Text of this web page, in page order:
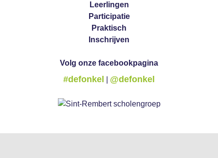
Leerlingen
Participatie
Praktisch
Inschrijven
Volg onze facebookpagina
#defonkel @defonkel